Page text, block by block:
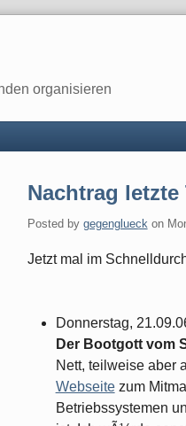
organisieren
Nachtrag letzte
Posted by gegenglueckon
Jetzt mal im
Donnerstag,
Der Bootgott vom
Nett, teilweise aber
Webseitezum
Betriebssystemen